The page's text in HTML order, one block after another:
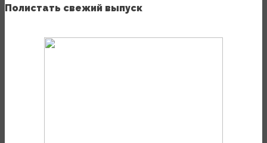
Полистать свежий выпуск